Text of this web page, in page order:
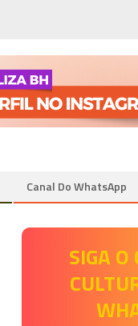
Canal Do WhatsApp
SIGA O